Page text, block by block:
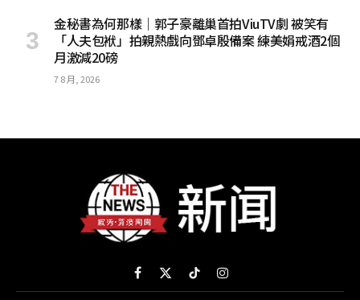
金秘書為何那樣｜郭子豪離巢首拍ViuTV劇 被笑有
「人夫包袱」拍親熱戲向鄧卓殷備案 練美娟戒酒2個
月激減20磅
7 8 月, 2026
Facebook
X
(Twitter)
TikTokInstagram